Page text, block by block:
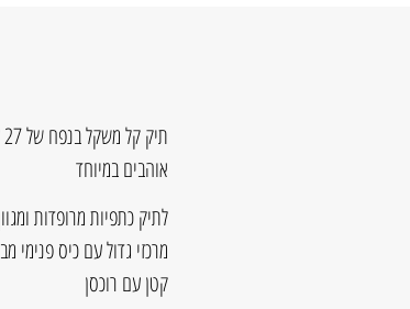
אוהבים במיוחד
לתיק כתפיות מרופדות
מרכזי גדול עם כיס פנימי
קטן עם רוכסן